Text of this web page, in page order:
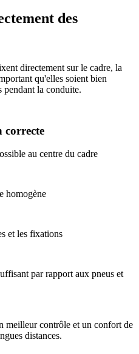
des
directement sur le cadre, la
qu'elles soient bien
pendant la conduite.
correcte
au centre du cadre
homogène
et les fixations
par rapport aux pneus et
meilleur contrôle et un confort de
distances.